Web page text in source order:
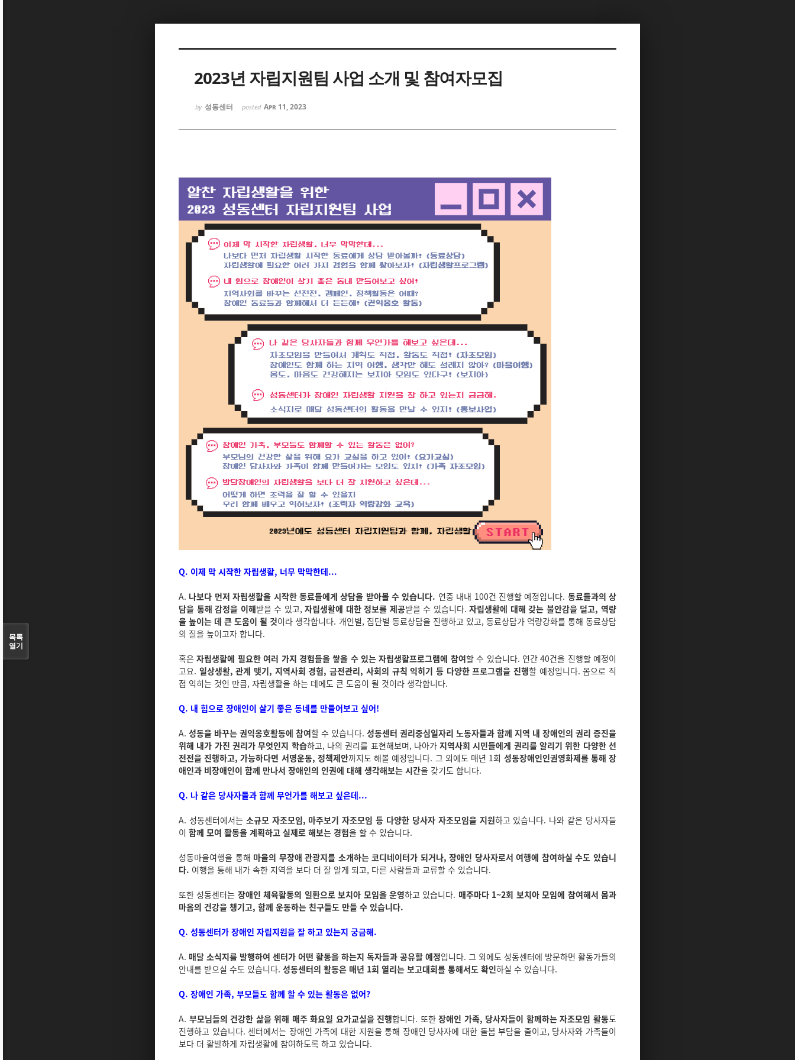
2023년 자립지원팀 사업 소개 및 참여자모집
by 성동센터 posted Apr 11, 2023
Q. 이제 막 시작한 자립생활, 너무 막막한데...
A. 나보다 먼저 자립생활을 시작한 동료들에게 상담을 받아볼 수 있습니다. 연중 내내 100건 진행할 예정입니다. 동료들과의 상
담을 통해 감정을 이해받을 수 있고,자립생활에 대한 정보를 제공받을 수 있습니다. 자립생활에 대해 갖는 불안감을 덜고, 역량
을 높이는 데 큰 도움이 될 것이라 생각합니다. 개인별, 집단별 동료상담을 진행하고 있고, 동료상담가 역량강화를 통해 동료상담
의 질을 높이고자 합니다.
혹은자립생활에 필요한 여러 가지 경험들을 쌓을 수 있는 자립생활프로그램에 참여할 수 있습니다. 연간 40건을 진행할 예정이
고요. 일상생활, 관계 맺기, 지역사회 경험, 금전관리, 사회의 규칙 익히기 등 다양한 프로그램을 진행할 예정입니다. 몸으로 직
접 익히는 것인 만큼, 자립생활을 하는 데에도 큰 도움이 될 것이라 생각합니다.
Q. 내 힘으로 장애인이 살기 좋은 동네를 만들어보고 싶어!
A. 성동을 바꾸는 권익옹호활동에 참여할 수 있습니다. 성동센터 권리중심일자리 노동자들과 함께 지역 내 장애인의 권리 증진을
위해 내가 가진 권리가 무엇인지 학습하고, 나의 권리를 표현해보며, 나아가지역사회 시민들에게 권리를 알리기 위한 다양한 선
전전을 진행하고, 가능하다면 서명운동, 정책제안까지도 해볼 예정입니다. 그 외에도 매년 1회 성동장애인인권영화제를 통해 장
애인과 비장애인이 함께 만나서 장애인의 인권에 대해 생각해보는 시간을 갖기도 합니다.
Q. 나 같은 당사자들과 함께 무언가를 해보고 싶은데...
A. 성동센터에서는 소규모 자조모임, 마주보기 자조모임 등 다양한 당사자 자조모임을 지원하고 있습니다. 나와 같은 당사자들
이 함께 모여 활동을 계획하고 실제로 해보는 경험을 할 수 있습니다.
성동마을여행을 통해 마을의 무장애 관광지를 소개하는 코디네이터가 되거나, 장애인 당사자로서 여행에 참여하실 수도 있습니
다. 여행을 통해 내가 속한 지역을 보다 더 잘 알게 되고, 다른 사람들과 교류할 수 있습니다.
또한 성동센터는 장애인 체육활동의 일환으로 보치아 모임을 운영하고 있습니다. 매주마다 1~2회 보치아 모임에 참여해서 몸과
마음의 건강을 챙기고, 함께 운동하는 친구들도 만들 수 있습니다.
Q. 성동센터가 장애인 자립지원을 잘 하고 있는지 궁금해.
A. 매달 소식지를 발행하여 센터가 어떤 활동을 하는지 독자들과 공유할 예정입니다. 그 외에도 성동센터에 방문하면 활동가들의
안내를 받으실 수도 있습니다. 성동센터의 활동은 매년 1회 열리는 보고대회를 통해서도 확인하실 수 있습니다.
Q. 장애인 가족, 부모들도 함께 할 수 있는 활동은 없어?
A. 부모님들의 건강한 삶을 위해 매주 화요일 요가교실을 진행합니다. 또한장애인 가족, 당사자들이 함께하는 자조모임 활동도
진행하고 있습니다. 센터에서는 장애인 가족에 대한 지원을 통해 장애인 당사자에 대한 돌봄 부담을 줄이고, 당사자와 가족들이
보다 더 활발하게 자립생활에 참여하도록 하고 있습니다.
목록
열기
Sketchbook5, 스케치북5
Sketchbook5, 스케치북5